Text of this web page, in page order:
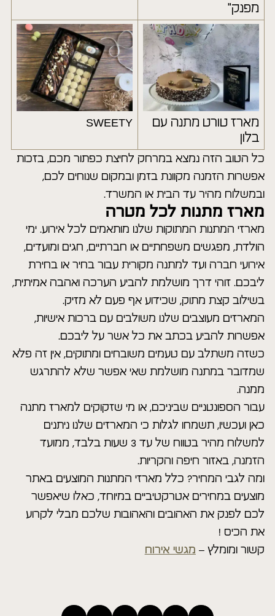
מפנק"
מארז טורט מתנה עם
בלון
SWEETY
כל הטוב הזה נמצא במרחק לחיצת כפתור מכם, בזכות
אפשרות הזמנה מקוונת בזמן ובמקום שנוחים לכם,
ובמשלוח מהיר עד הבית או המשרד.
מארז מתנות לכל מטרה
מארזי המתנות המתוקות שלנו מותאמים לכל אירוע. ימי
הולדת, מפגשים משפחתיים או חברתיים, חגים ומועדים,
אירועי חברה ועד למתנה מקורית עבור בחיר או בחירת
ליבכם. זוהי דרך מושלמת להביע הערכה ואהבה אמיתית,
בשילוב קצת מתוק, שכידוע אף פעם לא מזיק.
המארזים מעוצבים שלנו משולבים עם ברכות אישיות,
אפשרות להביע בכתב את כל אשר על ליבכם.
כשזה משתלב עם טעמים משובחים ומתוקים, אין זה פלא
שמדובר במתנה מושלמת שאי אפשר שלא להתרגש
ממנה.
עבור הספונטניים שביניכם, או מי שזקוקים למארז מתנה
כאן ועכשיו, תשמחו לגלות כי המארזים שלנו ניתנים
למשלוח מהיר בטווח של עד 3 שעות בלבד, ממועד
הזמנה, באזור חיפה והקריות.
ומה לגבי המחיר? כלל מארזי המתנות המוצעים באתר
מוצעים במחירים אטרקטיביים במיוחד, כאלו שיאפשר
לכם לפנק את האהובים והאהובות שלכם מבלי לקרוע
את הכיס !
קשור ומומלץ – מגשי אירוח